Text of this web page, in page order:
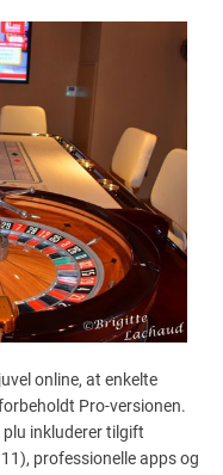
online, at enkelte
Pro-versionen.
inkluderer tilgift
professionelle apps og